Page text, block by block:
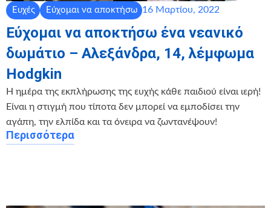
Ευχές Εύχομαι να αποκτήσω 16 Μαρτίου, 2022
Εύχομαι να αποκτήσω ένα νεανικό
δωμάτιο – Αλεξάνδρα, 14, λέμφωμα
Hodgkin
Η ημέρα της εκπλήρωσης της ευχής κάθε παιδιού είναι ιερή!
Είναι η στιγμή που τίποτα δεν μπορεί να εμποδίσει την
αγάπη, την ελπίδα και τα όνειρα να ζωντανέψουν!
Περισσότερα